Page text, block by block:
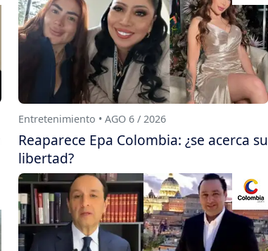
Entretenimiento • AGO 6 / 2026
Reaparece Epa Colombia: ¿se acerca su
libertad?